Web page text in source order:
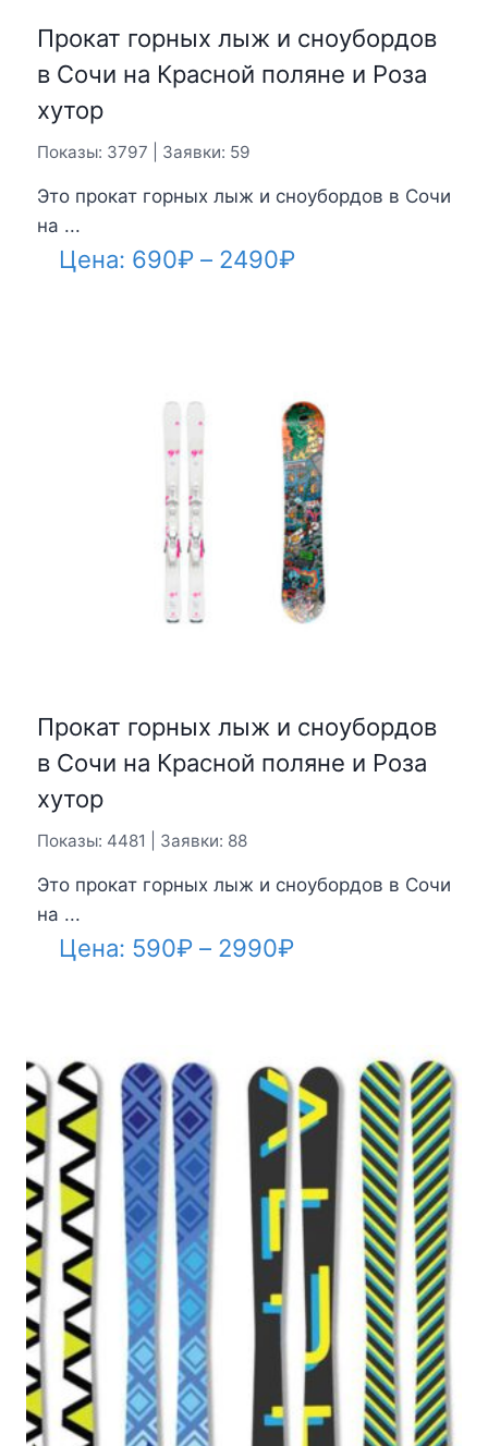
Прокат горных лыж и сноубордов
в Сочи на Красной поляне и Роза
хутор
Показы: 3797 | Заявки: 59
Это прокат горных лыж и сноубордов в Сочи
на ...
Цена: 690₽ – 2490₽Диапазон
2490₽
Прокат горных лыж и сноубордов
в Сочи на Красной поляне и Роза
хутор
Показы: 4481 | Заявки: 88
Это прокат горных лыж и сноубордов в Сочи
на ...
Цена: 590₽ – 2990₽Диапазон
2990₽